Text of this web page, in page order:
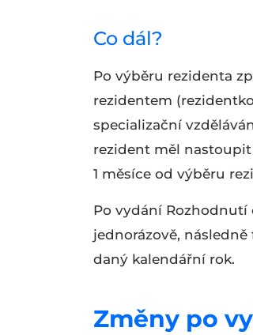
Co dál?
Po výběru rezidenta
rezidentem
specializační
rezident měl
1 měsíce od výběru
Po vydání
jednorázově,
daný kalendářní rok.
Změny po